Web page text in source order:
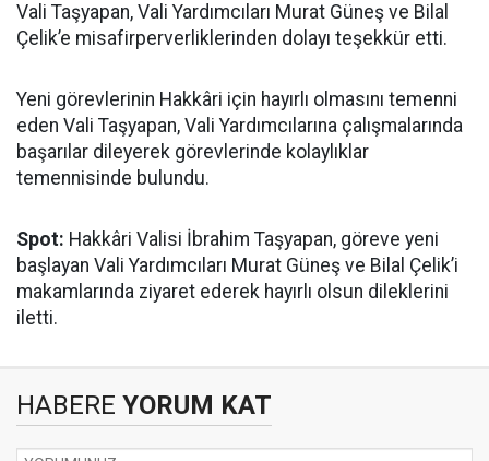
Vali Taşyapan, Vali Yardımcıları Murat Güneş ve Bilal
Çelik’e misafirperverliklerinden dolayı teşekkür etti.
Yeni görevlerinin Hakkâri için hayırlı olmasını temenni
eden Vali Taşyapan, Vali Yardımcılarına çalışmalarında
başarılar dileyerek görevlerinde kolaylıklar
temennisinde bulundu.
Spot: Hakkâri Valisi İbrahim Taşyapan, göreve yeni
başlayan Vali Yardımcıları Murat Güneş ve Bilal Çelik’i
makamlarında ziyaret ederek hayırlı olsun dileklerini
iletti.
HABERE YORUM KAT